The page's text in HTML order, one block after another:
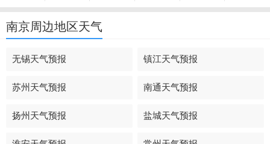
南京周边地区天气
无锡天气预报 镇江天气预报
苏州天气预报 南通天气预报
扬州天气预报 盐城天气预报